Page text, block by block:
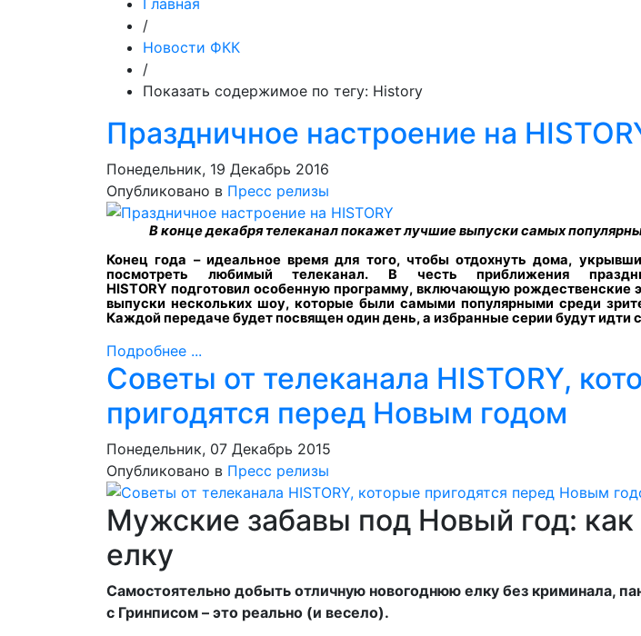
Главная
/
Новости ФКК
/
Показать содержимое по тегу: History
Праздничное настроение на
Понедельник, 19 Декабрь 2016
Опубликовано в Пресс релизы
В конце декабря телеканал покажет лучшие выпуски самых
Конец года – идеальное время для того, чтобы отдохнуть дома,
посмотреть любимый телеканал. В честь приближения
HISTORYподготовил особенную программу, включающую рождественские
выпуски нескольких шоу, которые были самыми популярными среди
Каждой передаче будет посвящен один день, а избранные серии будут идти
Подробнее ...
Советы от телеканала HISTORY,
пригодятся перед Новым годом
Понедельник, 07 Декабрь 2015
Опубликовано в Пресс релизы
Мужские забавы под Новый год:
елку
Самостоятельно добыть отличную новогоднюю елку без криминала,
с Гринписом – это реально (и весело).